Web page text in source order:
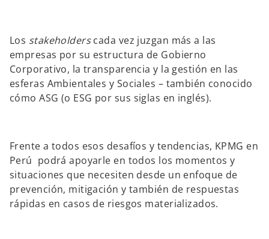
Los stakeholderscada vez juzgan más a las
empresas por su estructura de Gobierno
Corporativo, la transparencia y la gestión en las
esferas Ambientales y Sociales – también conocido
cómo ASG (o ESG por sus siglas en inglés).
Frente a todos esos desafíos y tendencias, KPMG en
Perú podrá apoyarle en todos los momentos y
situaciones que necesiten desde un enfoque de
prevención, mitigación y también de respuestas
rápidas en casos de riesgos materializados.